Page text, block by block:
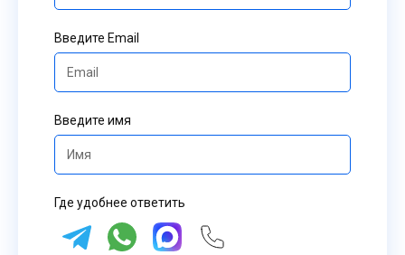
Введите Email
Введите имя
Где удобнее ответить